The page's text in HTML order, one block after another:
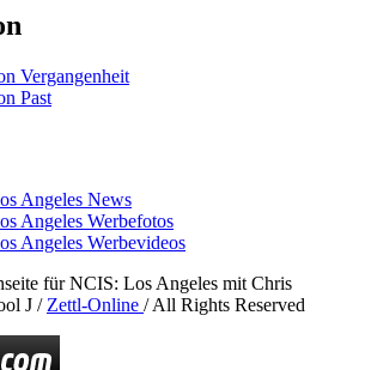
Vergangenheit
Past
Angeles News
Angeles Werbefotos
Angeles Werbevideos
für NCIS: Los Angeles mit Chris
J / Zettl-Online / All Rights Reserved